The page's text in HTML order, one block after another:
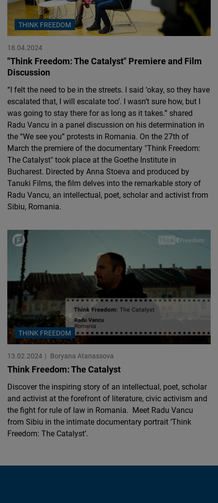
THINK FREEDOM
18.04.2024
"Think Freedom: The Catalyst" Premiere and Film
Discussion
“I felt the need to be in the streets. I said ‘okay, so they have
escalated that, I will escalate too’. I wasn’t sure how, but I
was going to stay there for as long as it takes.” shared
Radu Vancu in a panel discussion on his determination in
the “We see you” protests in Romania. On the 27th of
March the premiere of the documentary "Think Freedom:
The Catalyst" took place at the Goethe Institute in
Bucharest. Directed by Anna Stoeva and produced by
Tanuki Films, the film delves into the remarkable story of
Radu Vancu, an intellectual, poet, scholar and activist from
Sibiu, Romania.
THINK FREEDOM
13.02.2024 Boryana Atanassova
Think Freedom: The Catalyst
Discover the inspiring story of an intellectual, poet, scholar
and activist at the forefront of literature, civic activism and
the fight for rule of law in Romania. Meet Radu Vancu
from Sibiu in the intimate documentary portrait ‘Think
Freedom: The Catalyst’.